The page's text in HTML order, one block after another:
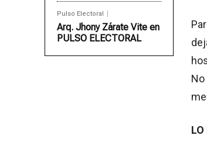
Pulso Electoral
Arq. Jhony Zárate Vite en
PULSO ELECTORAL
LO